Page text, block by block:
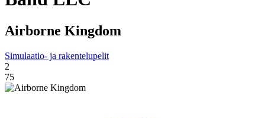
Airborne Kingdom
Simulaatio- ja rakentelupelit
2
75